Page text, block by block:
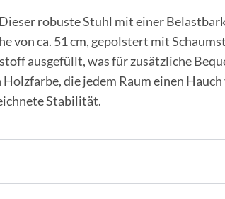
robuste Stuhl mit einer
von ca. 51 cm, gepolstert mit
ausgefüllt, was für zusätzliche
die jedem Raum einen Hauch
Stabilität.